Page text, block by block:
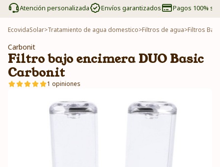
Atención personalizada Envíos garantizados Pagos 100%
EcovidaSolar>Tratamiento de agua domestico>Filtros de agua>Filtros
Carbonit
Filtro bajo encimera DUO Basic
Carbonit
1 opiniones